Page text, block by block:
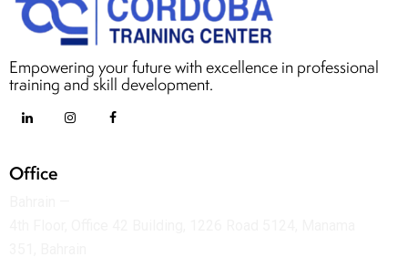
Empowering your future with excellence in professional
training and skill development.
Office